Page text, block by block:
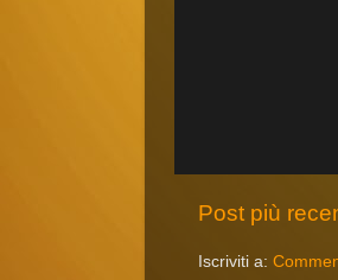
Post più
Iscriviti a: